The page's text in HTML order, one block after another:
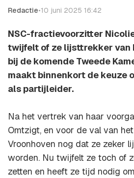
Redactie•10 juni 2025 16:42
NSC-fractievoorzitter
twijfelt of ze lijsttrekker van
bij de komende Tweede
maakt binnenkort de keuze
als partijleider.
Na het vertrek van haar
Omtzigt, en voor de val van
Vroonhoven nog dat ze zeker
worden. Nu twijfelt ze toch of
zetten en heeft ze tijd nodig